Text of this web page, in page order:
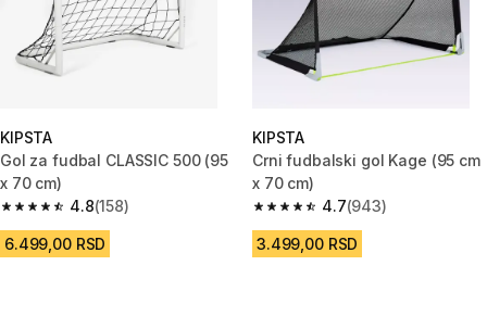
KIPSTA
Gol za fudbal CLASSIC 500 (95
x 70 cm)
4.8
4.8 od 5 zvezdica from 158 Recenzije
(158)
6.499,00 RSD
KIPSTA
Crni fudbalski gol Kage (95 cm
x 70 cm)
4.7
4.7 od 5 zvezdica from 943
(943)
3.499,00 RSD